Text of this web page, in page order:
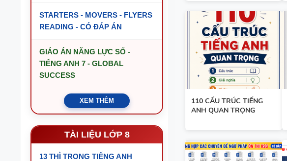
STARTERS - MOVERS - FLYERS
READING - CÓ ĐÁP ÁN
GIÁO ÁN NĂNG LỰC SỐ -
TIẾNG ANH 7 - GLOBAL
SUCCESS
XEM THÊM
TÀI LIỆU LỚP 8
13 THÌ TRONG TIẾNG ANH
110 CẤU TRÚC TIẾNG
ANH QUAN TRỌNG